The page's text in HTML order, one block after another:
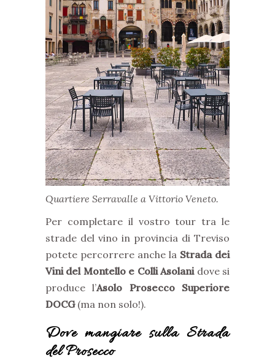
Quartiere Serravalle a Vittorio Veneto.
Per completare il vostro tour tra le
strade del vino in provincia di Treviso
potete percorrere anche la Strada dei
Vini del Montello e Colli Asolanidove si
produce l’Asolo Prosecco Superiore
DOCG(ma non solo!).
Dove mangiare sulla Strada
del Prosecco